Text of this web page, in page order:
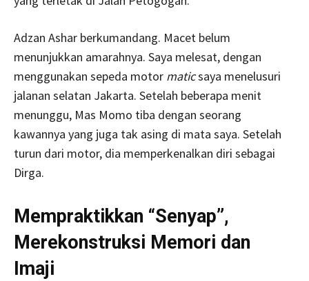
Adzan Ashar berkumandang. Macet belum
menunjukkan amarahnya. Saya melesat, dengan
menggunakan sepeda motor maticsaya menelusuri
jalanan selatan Jakarta. Setelah beberapa menit
menunggu, Mas Momo tiba dengan seorang
kawannya yang juga tak asing di mata saya. Setelah
turun dari motor, dia memperkenalkan diri sebagai
Dirga.
Mempraktikkan “Senyap”,
Merekonstruksi Memori dan
Imaji